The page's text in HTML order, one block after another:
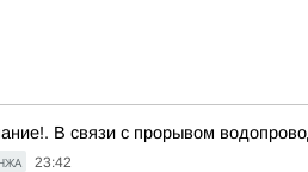
В связи с прорывом
23:42